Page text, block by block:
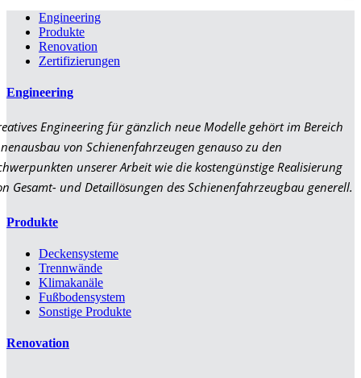
Engineering
Produkte
Renovation
Zertifizierungen
Engineering
Engineering für gänzlich neue Modelle gehört im Bereich
von Schienenfahrzeugen genauso zu den
unserer Arbeit wie die kostengünstige Realisierung
Gesamt- und Detaillösungen des Schienenfahrzeugbau generell.
Produkte
Deckensysteme
Trennwände
Klimakanäle
Fußbodensystem
Sonstige Produkte
Renovation